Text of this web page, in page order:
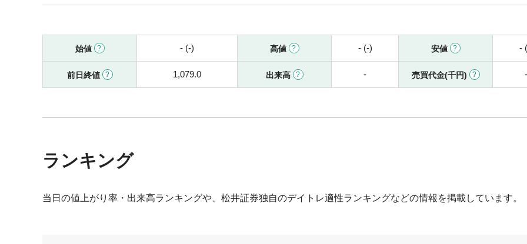
始値 - (-) 高値 - (-) 安値 -
前日終値 1,079.0 出来高 - 売買代金(千円) -
ランキング
当日の値上がり率・出来高ランキングや、松井証券独自のデイトレ適性ランキングなどの情報を掲載しています。